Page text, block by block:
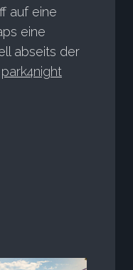
auf eine
eine
abseits der
park4night